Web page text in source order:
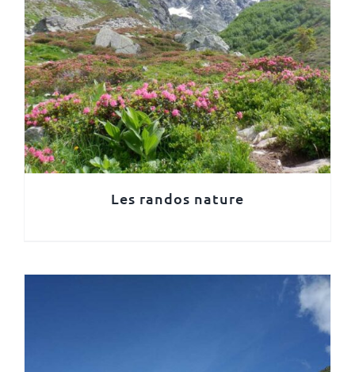
Les randos nature